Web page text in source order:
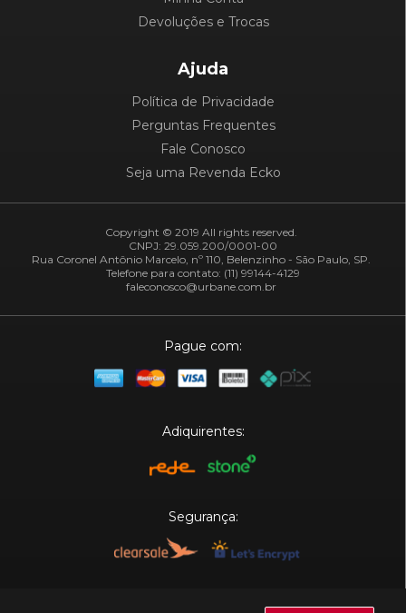
Devoluções e Trocas
Ajuda
Política de Privacidade
Perguntas Frequentes
Fale Conosco
Seja uma Revenda Ecko
Copyright © 2019 All rights reserved.
CNPJ: 29.059.200/0001-00
Rua Coronel Antônio Marcelo, nº 110, Belenzinho - São Paulo, SP.
Telefone para contato: (11) 99144-4129
faleconosco@urbane.com.br
Pague com:
Adiquirentes:
Segurança: